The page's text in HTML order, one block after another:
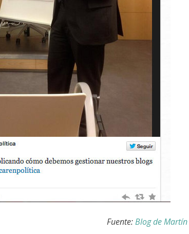
Fuente:Blog de